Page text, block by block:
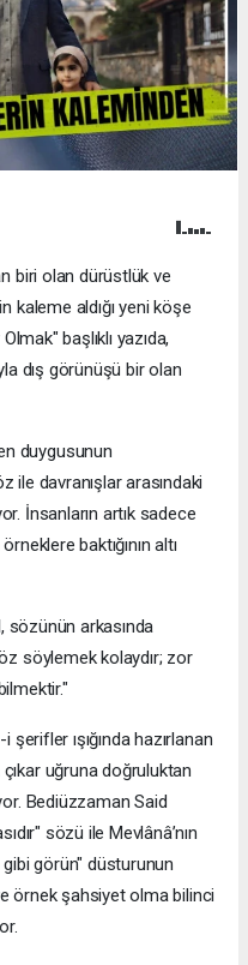
biri olan dürüstlük ve
kaleme aldığı yeni köşe
başlıklı yazıda,
dış görünüşü bir olan
duygusunun
ile davranışlar arasındaki
İnsanların artık sadece
baktığının altı
sözünün arkasında
söylemek kolaydır; zor
ışığında hazırlanan
uğruna doğruluktan
Bediüzzaman Said
sözü ile Mevlânâ’nın
görün" düsturunun
örnek şahsiyet olma bilinci